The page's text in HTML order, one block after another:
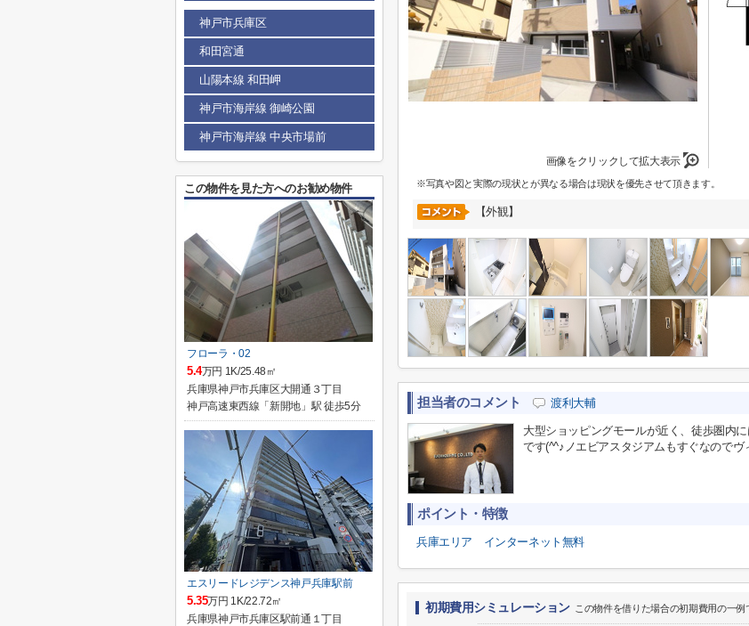
画像をクリックして拡大表示
※写真や図と実際の現状とが異なる場合は現状を優先させて頂きます。
【外観】
担当者のコメント 渡利大輔
大型ショッピングモールが近く、徒歩圏内
です(^^♪ノエビアスタジアムもすぐなので
ポイント・特徴
兵庫エリア インターネット無料
初期費用シミュレーション この物件を借りた場合の初期費用の一例
神戸市兵庫区
和田宮通
山陽本線 和田岬
神戸市海岸線 御崎公園
神戸市海岸線 中央市場前
この物件を見た方へのお勧め物件
フローラ・02
5.4万円 1K/25.48㎡
兵庫県神戸市兵庫区大開通３丁目
神戸高速東西線「新開地」駅 徒歩5分
エスリードレジデンス神戸兵庫駅前
5.35万円 1K/22.72㎡
兵庫県神戸市兵庫区駅前通１丁目